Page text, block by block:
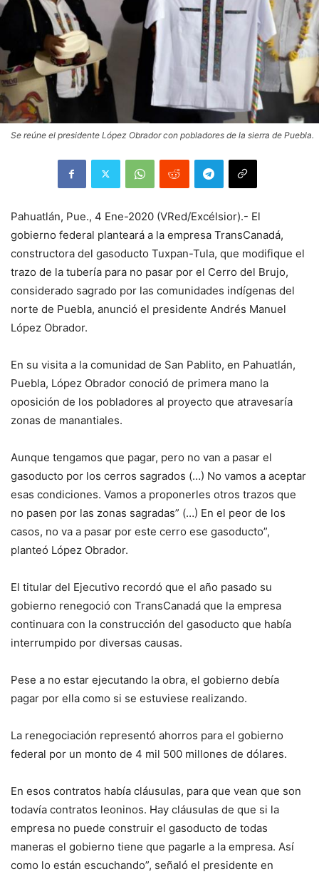
Se reúne el presidente López Obrador con pobladores de la sierra de Puebla.
Pahuatlán, Pue., 4 Ene-2020 (VRed/Excélsior).- El
gobierno federal planteará a la empresa TransCanadá,
constructora del gasoducto Tuxpan-Tula, que modifique el
trazo de la tubería para no pasar por el Cerro del Brujo,
considerado sagrado por las comunidades indígenas del
norte de Puebla, anunció el presidente Andrés Manuel
López Obrador.
En su visita a la comunidad de San Pablito, en Pahuatlán,
Puebla, López Obrador conoció de primera mano la
oposición de los pobladores al proyecto que atravesaría
zonas de manantiales.
Aunque tengamos que pagar, pero no van a pasar el
gasoducto por los cerros sagrados (…) No vamos a aceptar
esas condiciones. Vamos a proponerles otros trazos que
no pasen por las zonas sagradas” (…) En el peor de los
casos, no va a pasar por este cerro ese gasoducto”,
planteó López Obrador.
El titular del Ejecutivo recordó que el año pasado su
gobierno renegoció con TransCanadá que la empresa
continuara con la construcción del gasoducto que había
interrumpido por diversas causas.
Pese a no estar ejecutando la obra, el gobierno debía
pagar por ella como si se estuviese realizando.
La renegociación representó ahorros para el gobierno
federal por un monto de 4 mil 500 millones de dólares.
En esos contratos había cláusulas, para que vean que son
todavía contratos leoninos. Hay cláusulas de que si la
empresa no puede construir el gasoducto de todas
maneras el gobierno tiene que pagarle a la empresa. Así
como lo están escuchando”, señaló el presidente en